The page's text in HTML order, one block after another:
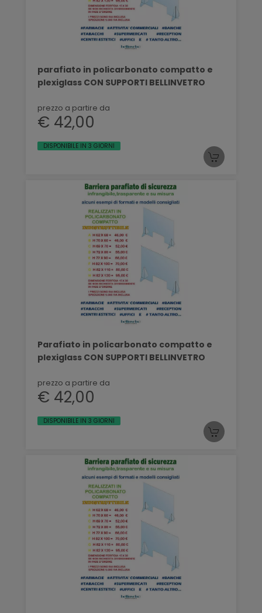
parafiato in policarbonato compatto e
plexiglass CON SUPPORTI BELLINVETRO
prezzo a partire da
€ 42,00
DISPONIBILE IN 3 GIORNI
Parafiato in policarbonato compatto e
plexiglass CON SUPPORTI BELLINVETRO
prezzo a partire da
€ 42,00
DISPONIBILE IN 3 GIORNI